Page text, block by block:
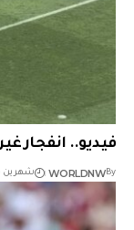
فيديو.. انفجار
By
WORLDNW شهرين ago